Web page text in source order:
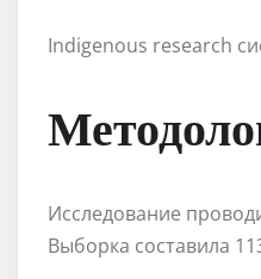
Indigenous research
Исследование
Выборка составила